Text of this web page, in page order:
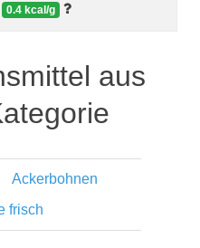
0.4 kcal/g
aus
Ackerbohnen
frisch